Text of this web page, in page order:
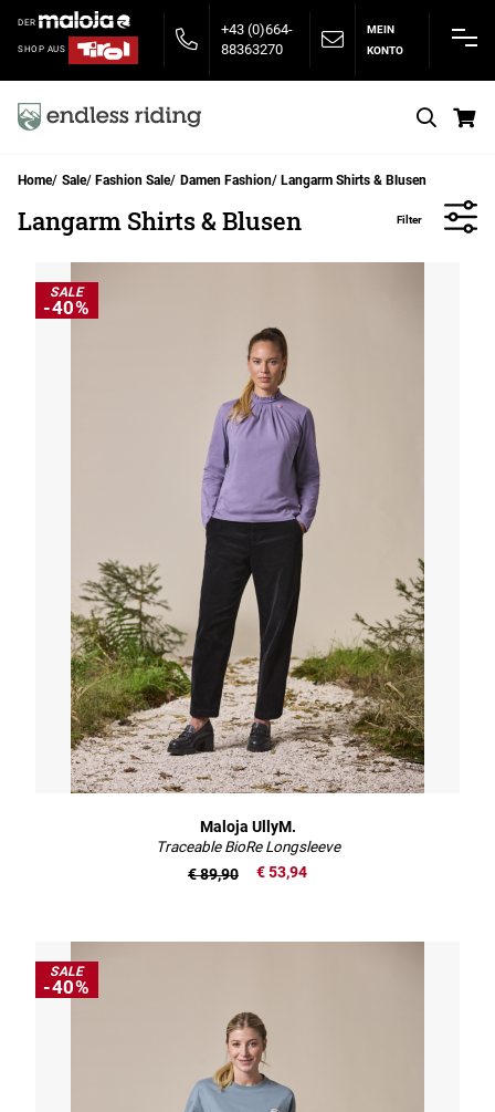
DER
SHOP AUS
+43 (0)664-
88363270
MEIN
KONTO
Home Sale Fashion Sale Damen Fashion Langarm Shirts & Blusen
Langarm Shirts & Blusen Filter
SALE
-40%
Maloja UllyM.
Traceable BioRe Longsleeve
€ 53,94
€ 89,90
SALE
-40%